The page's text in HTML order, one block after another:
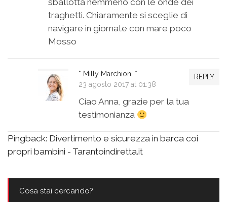
sballotta nemmeno con le onde dei
traghetti. Chiaramente si sceglie di
navigare in giornate con mare poco
Mosso
REPLY
* Milly Marchioni *
23 agosto 2017 at 01:38
Ciao Anna, grazie per la tua
testimonianza
Pingback: Divertimento e sicurezza in barca coi
propri bambini - Tarantoindiretta.it
Cosa stai cercando?